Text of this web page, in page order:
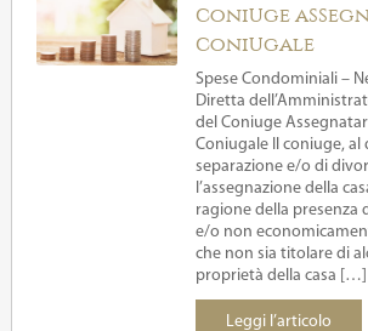
coniuge
coniugale
Spese Condominiali –
Diretta
del Coniuge
Coniugale Il coniuge, al
separazione e/o di
l’assegnazione della
ragione della presenza
e/o non
che non sia titolare di
proprietà della casa […]
Leggi l’articolo